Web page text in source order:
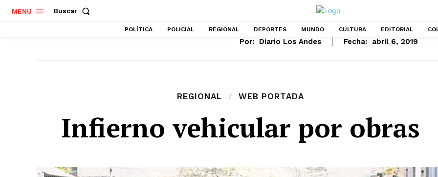
MENU Buscar
POLÍTICA POLICIAL REGIONAL DEPORTES MUNDO CULTURA EDITORIAL
Por: Diario Los Andes Fecha: abril 6, 2019
REGIONAL WEB PORTADA
Infierno vehicular por obras